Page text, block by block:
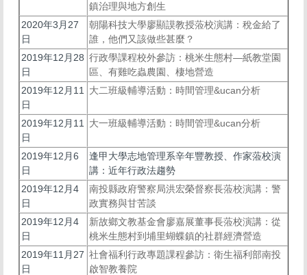
鎮治理與地方創生
2020年3月27
日
朝陽科技大學廖顯謨教授蒞校演講：稅金給了
誰，他們又該做些甚麼？
2019年12月28
日
行政學課程校外參訪：桃米生態村—紙教堂園
區、有雞吃蟲農園、棲地營造
2019年12月11
日
大二班級輔導活動：時間管理&ucan分析
2019年12月11
日
大一班級輔導活動：時間管理&ucan分析
2019年12月6
日
逢甲大學志地管理系辛年豐教授、作家蒞校演
講：近年行政法趨勢
2019年12月4
日
南投縣政府警察局洪宏榮督察長蒞校演講：警
政實務與甘苦談
2019年12月4
日
新故鄉文教基金會廖嘉展董事長蒞校演講：從
桃米生態村到埔里蝴蝶鎮的社群經濟營造
2019年11月27
日
社會福利行政專題課程參訪：衛生福利部南投
啟智教養院